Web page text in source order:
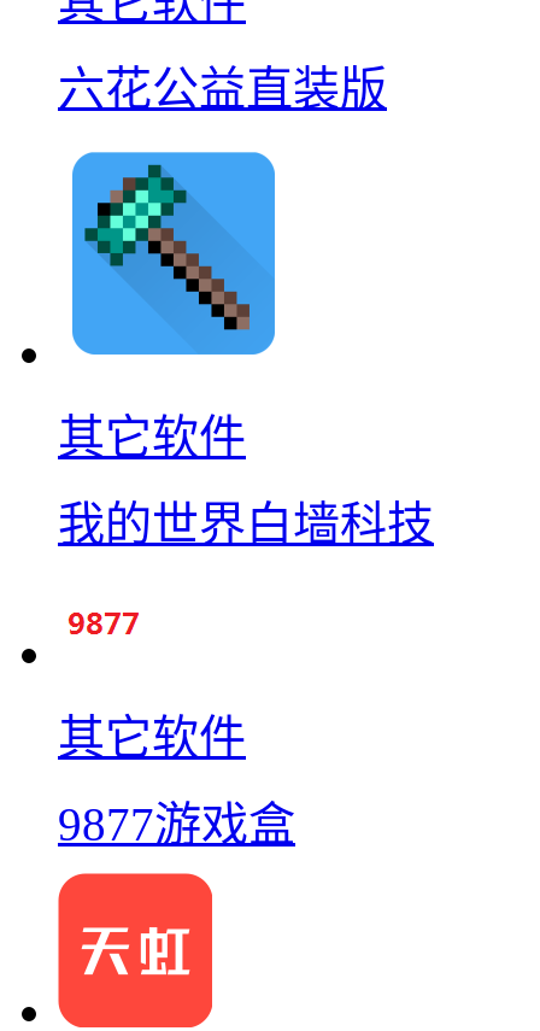
六花公益直装版
其它软件
我的世界白墙科技
其它软件
9877游戏盒